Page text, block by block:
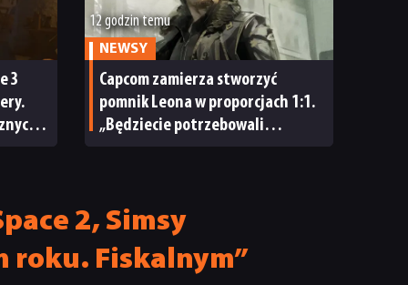
3
12 godzin temu
NEWSY
Capcom zamierza stworzyć
pomnik Leona w proporcjach 1:1.
„Będziecie potrzebowali
2, Simsy
roku. Fiskalnym”